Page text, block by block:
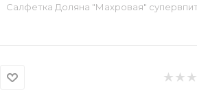
Салфетка Доляна "Махровая"